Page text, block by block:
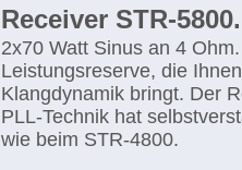
Receiver STR-
2x70 Watt Sinus an 4
Leistungsreserve, die
Klangdynamik bringt. Der
PLL-Technik hat
wie beim STR-4800.